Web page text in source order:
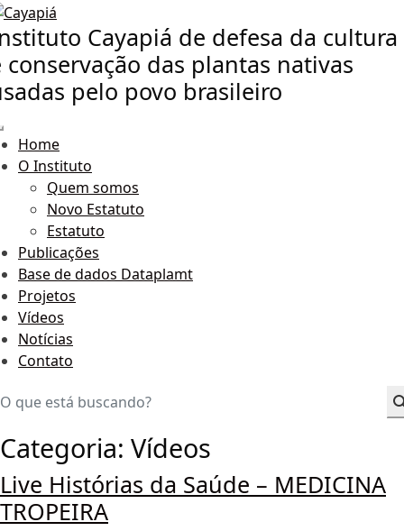
Cayapiá de defesa da cultura
conservação das plantas nativas
pelo povo brasileiro
Home
O Instituto
Quem somos
Novo Estatuto
Estatuto
Publicações
Base de dados Dataplamt
Projetos
Vídeos
Notícias
Contato
Categoria: Vídeos
Live Histórias da Saúde – MEDICINA
TROPEIRA